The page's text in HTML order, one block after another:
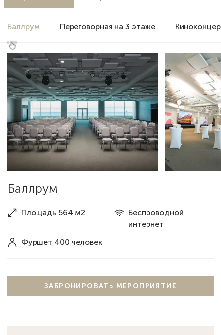
Баллрум Переговорная на 3 этаже
Баллрум
Площадь 564 м2
Беспроводной
интернет
Фуршет 400 человек
ЗАБРОНИРОВАТЬ МЕРОПРИЯТИЕ